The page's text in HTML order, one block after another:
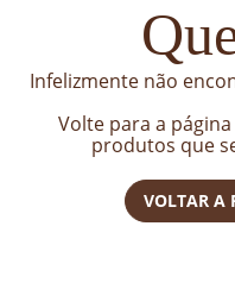
Infelizmente não
Volte para a
produtos que
VOLTAR A